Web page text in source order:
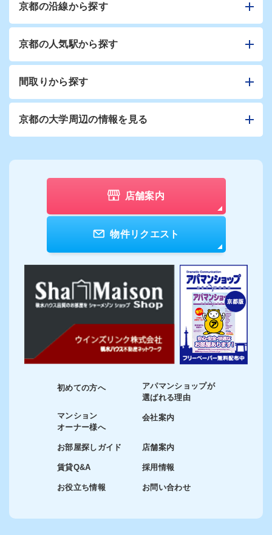
京都の沿線から探す
京都の人気駅から探す
間取りから探す
京都の大学周辺の情報を見る
店舗案内
物件リクエスト
初めての方へ
マンション
オーナー様へ
お部屋探しガイド
賃貸Q&A
お役立ち情報
アパマンショップが
選ばれる理由
会社案内
店舗案内
採用情報
お問い合わせ